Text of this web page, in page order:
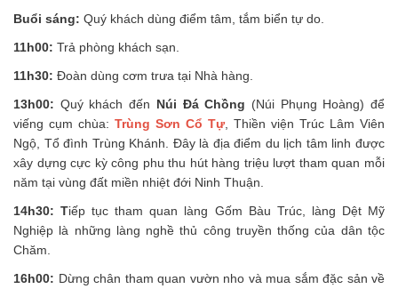
Buổi sáng: Quý khách dùng điểm tâm, tắm biển tự do.
11h00: Trả phòng khách sạn.
11h30: Đoàn dùng cơm trưa tại Nhà hàng.
13h00: Quý khách đến Núi Đá Chồng (Núi Phụng Hoàng) để
viếng cụm chùa: Trùng Sơn Cổ Tự, Thiền viện Trúc Lâm Viên
Ngộ, Tổ đình Trùng Khánh. Đây là địa điểm du lịch tâm linh được
xây dựng cực kỳ công phu thu hút hàng triệu lượt tham quan mỗi
năm tại vùng đất miền nhiệt đới Ninh Thuận.
14h30: Tiếp tục tham quan làng Gốm Bàu Trúc, làng Dệt Mỹ
Nghiệp là những làng nghề thủ công truyền thống của dân tộc
Chăm.
16h00: Dừng chân tham quan vườn nho và mua sắm đặc sản về